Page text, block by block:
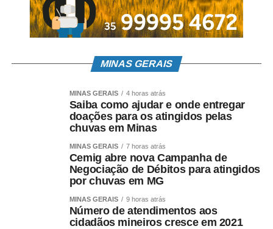
MINAS GERAIS
MINAS GERAIS 4 horas atrás
Saiba como ajudar e onde entregar
doações para os atingidos pelas
chuvas em Minas
MINAS GERAIS 7 horas atrás
Cemig abre nova Campanha de
Negociação de Débitos para atingidos
por chuvas em MG
MINAS GERAIS 9 horas atrás
Número de atendimentos aos
cidadãos mineiros cresce em 2021